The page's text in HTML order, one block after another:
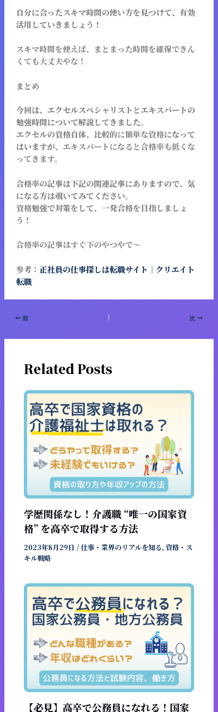
自分に合ったスキマ時間の使い方を見つけて、有効
活用していきましょう！
スキマ時間を使えば、まとまった時間を確保できん
くても大丈夫やな！
まとめ
今回は、エクセルスペシャリストとエキスパートの
勉強時間について解説してきました。
エクセルの資格自体、 比較的に簡単な資格になって
はいますが、 エキスパートになると合格率も低くな
ってきます。
合格率の記事は下記の関連記事にありますので、気
になる方は覗いてみてください。
資格勉強で対策をして、一発合格を目指しましょ
う！
合格率の記事はすぐ下のやつやで～
参考： 正社員の仕事探しは転職サイト｜クリエイト
転職
前 次
Related Posts
学歴関係なし！介護職 “唯一の国家資
格” を高卒で取得する方法
2023年8月29日 /仕事・業界のリアルを知る,資格・ス
キル戦略
【必見】高卒で公務員になれる！国家